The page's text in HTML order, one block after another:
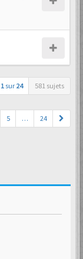
1 sur 24 581 sujets
5 … 24